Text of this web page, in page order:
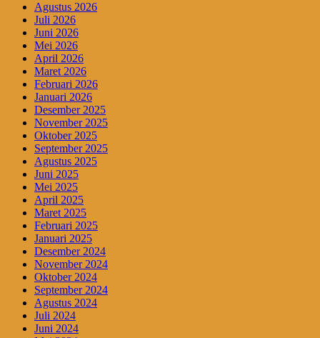
Agustus 2026
Juli 2026
Juni 2026
Mei 2026
April 2026
Maret 2026
Februari 2026
Januari 2026
Desember 2025
November 2025
Oktober 2025
September 2025
Agustus 2025
Juni 2025
Mei 2025
April 2025
Maret 2025
Februari 2025
Januari 2025
Desember 2024
November 2024
Oktober 2024
September 2024
Agustus 2024
Juli 2024
Juni 2024